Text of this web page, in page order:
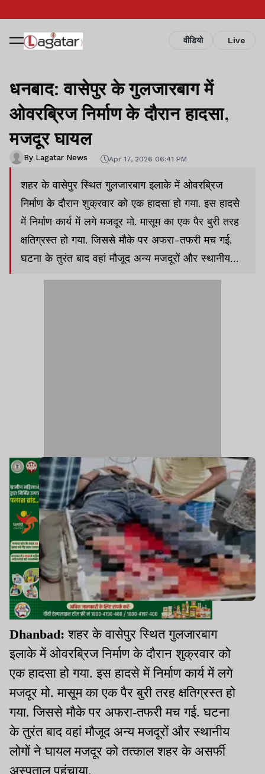
वीडियो Live
धनबाद: वासेपुर के गुलजारबाग में
ओवरब्रिज निर्माण के दौरान हादसा,
मजदूर घायल
By Lagatar News Apr 17, 2026 06:41 PM
शहर के वासेपुर स्थित गुलजारबाग इलाके में ओवरब्रिज
निर्माण के दौरान शुक्रवार को एक हादसा हो गया. इस हादसे
में निर्माण कार्य में लगे मजदूर मो. मासूम का एक पैर बुरी तरह
क्षतिग्रस्त हो गया. जिससे मौके पर अफरा-तफरी मच गई.
घटना के तुरंत बाद वहां मौजूद अन्य मजदूरों और स्थानीय
Dhanbad:शहर के वासेपुर स्थित गुलजारबाग
इलाके में ओवरब्रिज निर्माण के दौरान शुक्रवार को
एक हादसा हो गया. इस हादसे में निर्माण कार्य में लगे
मजदूर मो. मासूम का एक पैर बुरी तरह क्षतिग्रस्त हो
गया. जिससे मौके पर अफरा-तफरी मच गई. घटना
के तुरंत बाद वहां मौजूद अन्य मजदूरों और स्थानीय
लोगों ने घायल मजदूर को तत्काल शहर के असर्फी
अस्पताल पहुंचाया.